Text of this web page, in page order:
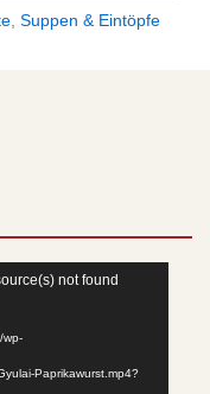
, Suppen & Eintöpfe
not found
wp-
Paprikawurst.mp4?